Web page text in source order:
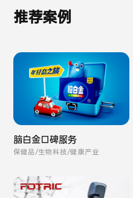
推荐案例
脑白金口碑服务
保健品/生物科技/健康产业